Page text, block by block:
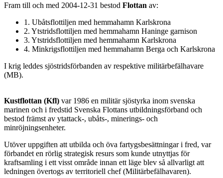
Fram till och med 2004-12-31 bestod Flottan av:
1. Ubåtsflottiljen med hemmahamn Karlskrona
2. Ytstridsflottiljen med hemmahamn Haninge garnison
3. Ytstridsflottiljen med hemmahamn Karlskrona
4. Minkrigsflottiljen med hemmahamn Berga och Karlskrona
I krig leddes sjöstridsförbanden av respektive militärbefälhavare
(MB).
Kustflottan (Kfl) var 1986 en militär sjöstyrka inom svenska
marinen och i fredstid Svenska Flottans utbildningsförband och
bestod främst av ytattack-, ubåts-, minerings- och
minröjningsenheter.
Utöver uppgiften att utbilda och öva fartygsbesättningar i fred, var
förbandet en rörlig strategisk resurs som kunde utnyttjas för
kraftsamling i ett visst område innan ett läge blev så allvarligt att
ledningen övertogs av territoriell chef (Militärbefälhavaren).